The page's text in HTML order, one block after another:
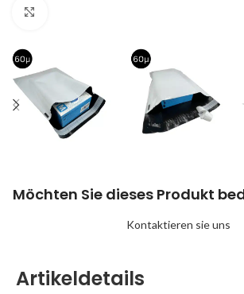
Möchten Sie dieses Produkt
Kontaktieren sie uns
Artikeldetails